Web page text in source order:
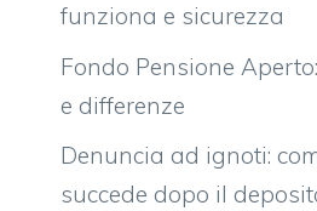
funziona e sicurezza
Fondo Pensione
e differenze
Denuncia ad ignoti:
succede dopo il